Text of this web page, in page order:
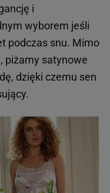
i
wyborem jeśli
podczas snu. Mimo
piżamy satynowe
dzięki czemu sen